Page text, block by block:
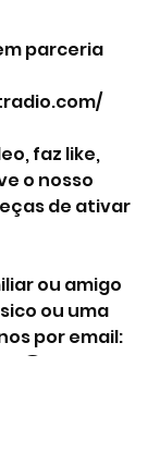
parceria
faz like,
o nosso
de ativar
ou amigo
ou uma
por email: